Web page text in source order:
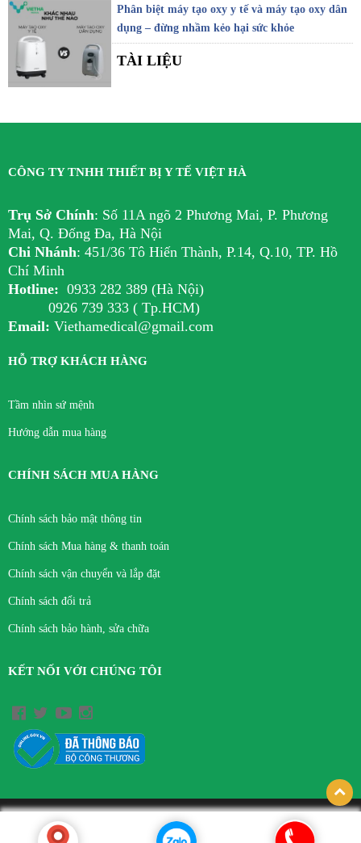
Phân biệt máy tạo oxy y tế và máy tạo oxy dân
dụng – đừng nhầm kẻo hại sức khỏe
TÀI LIỆU
CÔNG TY TNHH THIẾT BỊ Y TẾ VIỆT HÀ
Trụ Sở Chính: Số 11A ngõ 2 Phương Mai, P. Phương
Mai, Q. Đống Đa, Hà Nội
Chi Nhánh: 451/36 Tô Hiến Thành, P.14, Q.10, TP. Hồ
Chí Minh
Hotline: 0933 282 389 (Hà Nội)
0926 739 333 ( Tp.HCM)
Email: Viethamedical@gmail.com
HỖ TRỢ KHÁCH HÀNG
Tầm nhìn sứ mệnh
Hướng dẫn mua hàng
CHÍNH SÁCH MUA HÀNG
Chính sách bảo mật thông tin
Chính sách Mua hàng & thanh toán
Chính sách vận chuyển và lắp đặt
Chính sách đổi trả
Chính sách bảo hành, sửa chữa
KẾT NỐI VỚI CHÚNG TÔI
© Bản quyền thuộc về CÔNG TY TNHH THIẾT BỊ Y TẾ VIỆT HÀ.
Thiết kế bởi hpsoft.vn